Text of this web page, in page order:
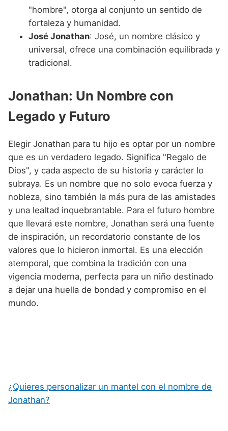
"hombre", otorga al conjunto un sentido de
fortaleza y humanidad.
José Jonathan: José, un nombre clásico y
universal, ofrece una combinación equilibrada y
tradicional.
Jonathan: Un Nombre con
Legado y Futuro
Elegir Jonathan para tu hijo es optar por un nombre
que es un verdadero legado. Significa "Regalo de
Dios", y cada aspecto de su historia y carácter lo
subraya. Es un nombre que no solo evoca fuerza y
nobleza, sino también la más pura de las amistades
y una lealtad inquebrantable. Para el futuro hombre
que llevará este nombre, Jonathan será una fuente
de inspiración, un recordatorio constante de los
valores que lo hicieron inmortal. Es una elección
atemporal, que combina la tradición con una
vigencia moderna, perfecta para un niño destinado
a dejar una huella de bondad y compromiso en el
mundo.
¿Quieres personalizar un mantel con el nombre de
Jonathan?